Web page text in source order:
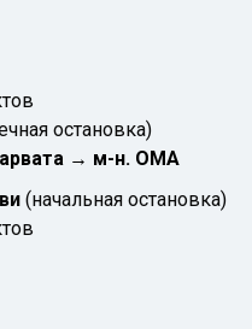
остановка)
→ м-н. ОМА
(начальная остановка)